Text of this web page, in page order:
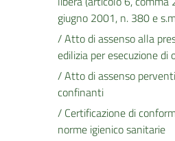
giugno 2001, n. 380 e
/ Atto di assenso alla
edilizia per esecuzione di
/ Atto di assenso
confinanti
/ Certificazione di
norme igienico sanitarie